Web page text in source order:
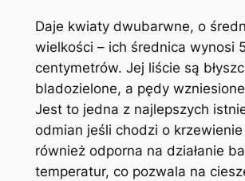
Daje kwiaty dwubarwne, o
wielkości – ich średnica wynosi
centymetrów. Jej liście są
bladozielone, a pędy
Jest to jedna z najlepszych
odmian jeśli chodzi o
również odporna na działanie
temperatur, co pozwala na